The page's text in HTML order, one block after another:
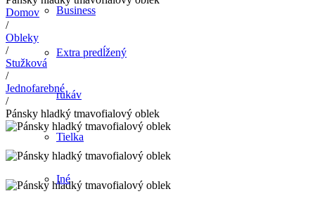
Business
Extra predĺžený
rukáv
Tielka
Iné
Domov
/
Obleky
/
Stužková
/
Jednofarebné
/
Pánsky hladký tmavofialový oblek